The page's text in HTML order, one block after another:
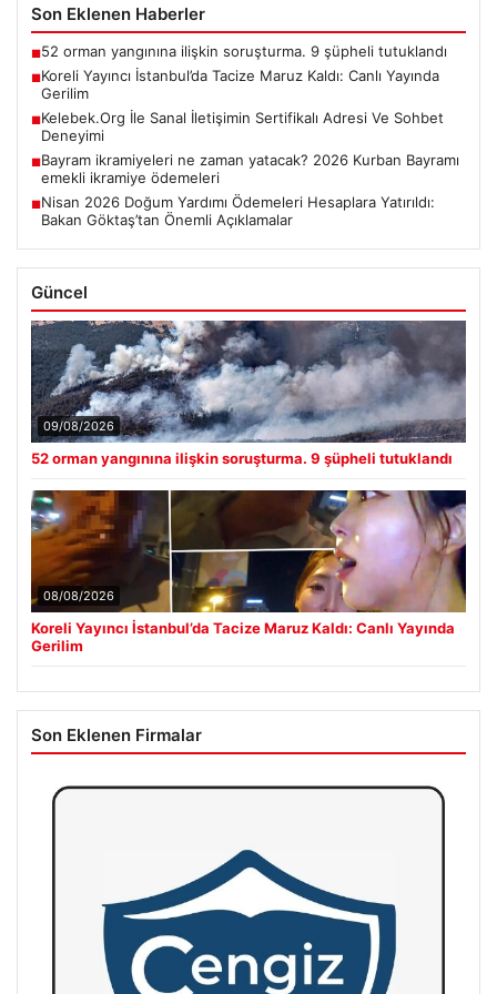
Son Eklenen Haberler
■52 orman yangınına ilişkin soruşturma. 9 şüpheli tutuklandı
■Koreli Yayıncı İstanbul’da Tacize Maruz Kaldı: Canlı Yayında
Gerilim
■Kelebek.Org İle Sanal İletişimin Sertifikalı Adresi Ve Sohbet
Deneyimi
■Bayram ikramiyeleri ne zaman yatacak? 2026 Kurban Bayramı
emekli ikramiye ödemeleri
■Nisan 2026 Doğum Yardımı Ödemeleri Hesaplara Yatırıldı:
Bakan Göktaş’tan Önemli Açıklamalar
Güncel
09/08/2026
52 orman yangınına ilişkin soruşturma. 9 şüpheli tutuklandı
08/08/2026
Koreli Yayıncı İstanbul’da Tacize Maruz Kaldı: Canlı Yayında
Gerilim
Son Eklenen Firmalar